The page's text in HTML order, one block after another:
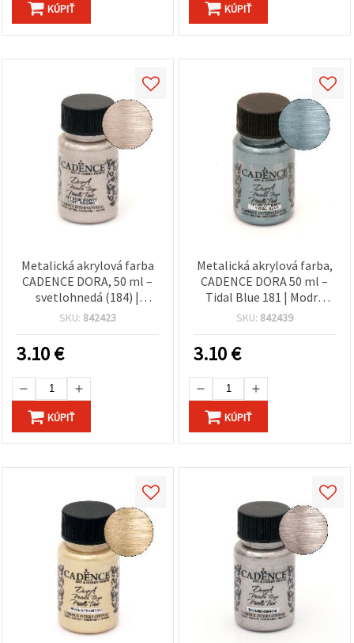
KÚPIŤ KÚPIŤ
Metalická akrylová farba
CADENCE DORA, 50 ml –
svetlohnedá (184) |
viacpovrchová farba na
SKU: 842423
3.10€
KÚPIŤ
Metalická akrylová farba,
CADENCE DORA 50 ml –
Tidal Blue 181 | Modrá
dekoračná farba na vodnej
a DIY na drevo, plátno,
papier, plast
SKU: 842439
3.10€
KÚPIŤ